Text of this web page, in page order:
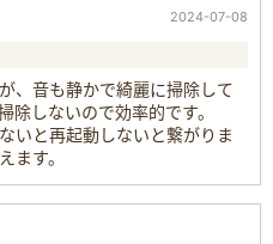
2024-07-08
、音も静かで綺麗に掃除して
除しないので効率的です。
いと再起動しないと繋がりま
ます。